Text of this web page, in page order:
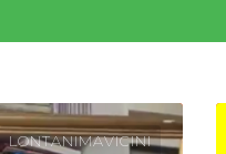
LONTANIMAVICINI